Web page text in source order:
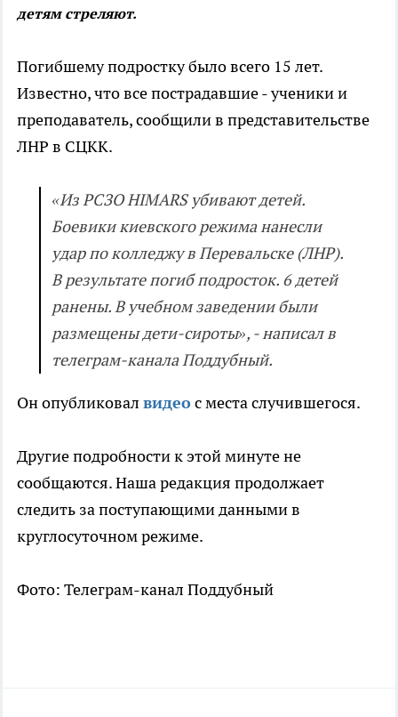
детям стреляют.
Погибшему подростку было всего 15 лет.
Известно, что все пострадавшие - ученики и
преподаватель, сообщили в представительстве
ЛНР в СЦКК.
«Из РСЗО HIMARS убивают детей.
Боевики киевского режима нанесли
удар по колледжу в Перевальске (ЛНР).
В результате погиб подросток. 6 детей
ранены. В учебном заведении были
размещены дети-сироты», - написал в
телеграм-канала Поддубный.
Он опубликовал видеос места случившегося.
Другие подробности к этой минуте не
сообщаются. Наша редакция продолжает
следить за поступающими данными в
круглосуточном режиме.
Фото: Телеграм-канал Поддубный